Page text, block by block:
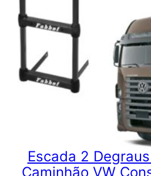
Escada 2
Caminhão VW